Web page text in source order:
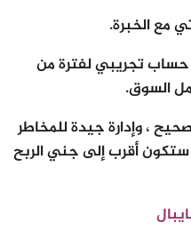
مع الخبرة.
حساب تجريبي لفترة من
السوق.
، وإدارة جيدة للمخاطر
أقرب إلى جني الربح